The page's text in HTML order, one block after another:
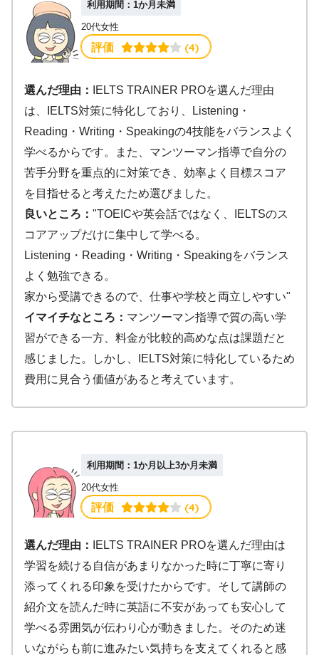
利用期間：1か月未満
20代女性
評価 (4)
選んだ理由：
IELTS TRAINER PROを選んだ理由
は、IELTS対策に特化しており、Listening・
Reading・Writing・Speakingの4技能をバランスよく
学べるからです。また、マンツーマン指導で自分の
苦手分野を重点的に対策でき、効率よく目標スコア
を目指せると考えたため選びました。
良いところ： "TOEICや英会話ではなく、IELTSのス
コアアップだけに集中して学べる。
Listening・Reading・Writing・Speakingをバランス
よく勉強できる。
家から受講できるので、仕事や学校と両立しやすい"
イマイチなところ： マンツーマン指導で質の高い学
習ができる一方、料金が比較的高めな点は課題だと
感じました。しかし、IELTS対策に特化しているため
費用に見合う価値があると考えています。
利用期間：1か月以上3か月未満
20代女性
評価 (4)
選んだ理由：
IELTS TRAINER PROを選んだ理由は
学習を続ける自信があまりなかった時に丁寧に寄り
添ってくれる印象を受けたからです。そして講師の
紹介文を読んだ時に英語に不安があっても安心して
学べる雰囲気が伝わり心が動きました。そのため迷
いながらも前に進みたい気持ちを支えてくれると感